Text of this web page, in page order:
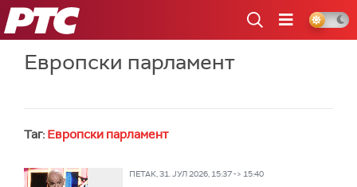
РТС
Европски парламент
Таг: Европски парламент
ПЕТАК, 31. ЈУЛ 2026, 15:37 -> 15:40